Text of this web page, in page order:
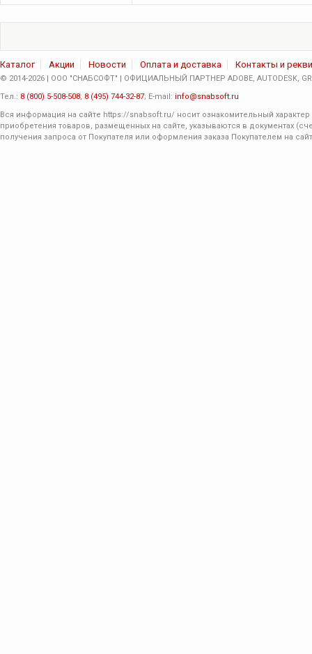
Каталог Акции Новости Оплата и доставка Контакты и
© 2014-2026 | ООО "СНАБСОФТ" | ОФИЦИАЛЬНЫЙ ПАРТНЕР ADOBE, AUTODESK,
Тел.: 8 (800) 5-508-508, 8 (495) 744-32-87; E-mail: info@snabsoft.ru
Вся информация на сайте https://snabsoft.ru/ носит ознакомительный
приобретения товаров, размещенных на сайте, указываются в документах
получения запроса от Покупателя или оформления заказа Покупателем на